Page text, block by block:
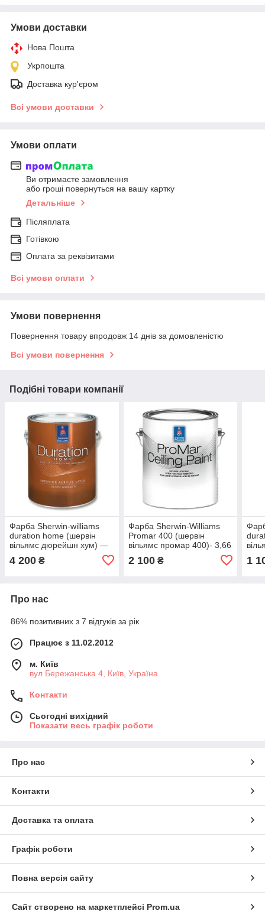
Умови доставки
Нова Пошта
Укрпошта
Доставка кур'єром
Всі умови доставки
Умови оплати
Ви отримаєте замовлення
або гроші повернуться на вашу картку
Детальніше
Післяплата
Готівкою
Оплата за реквізитами
Всі умови оплати
Умови повернення
Повернення товару впродовж 14 днів за домовленістю
Всі умови повернення
Подібні товари компанії
Фарба Sherwin-williams
duration home (шервін
вільямс дюрейшн хум) —
4 200 ₴
Фарба Sherwin-Williams
Promar 400 (шервін
вільямс промар 400)- 3,66
л, для стін і стель матова
2 100₴ 1
Про нас
86% позитивних з 7 відгуків за рік
Працює з 11.02.2012
м. Київ
вул Бережанська 4, Київ, Україна
Контакти
Сьогодні вихідний
Показати весь графік роботи
Про нас
Контакти
Доставка та оплата
Графік роботи
Повна версія сайту
Сайт створено на маркетплейсі Prom.ua